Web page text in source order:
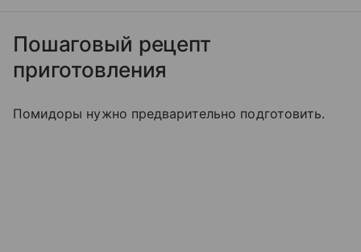
Пошаговый рецепт
приготовления
Помидоры нужно предварительно подготовить.